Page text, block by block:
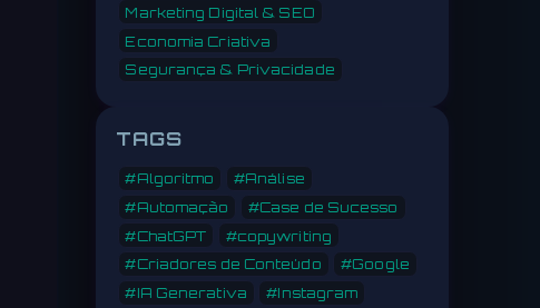
Marketing Digital & SEO
Economia Criativa
Segurança & Privacidade
TAGS
#Algoritmo
#Análise
#Automação
#Case de Sucesso
#ChatGPT
#copywriting
#Criadores de Conteúdo
#Google
#IA Generativa
#Instagram